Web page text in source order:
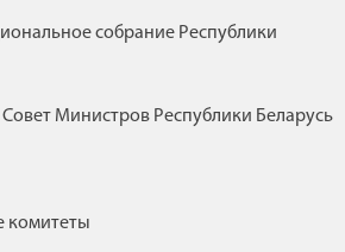
собрание Республики
Совет Министров Республики Беларусь
комитеты